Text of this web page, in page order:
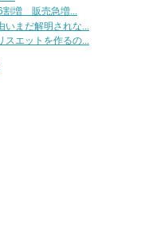
割増 販売急増...
まだ解明されな...
スエットを作るの...